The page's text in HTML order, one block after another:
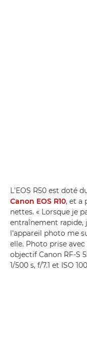
L'EOS R50 est doté
Canon EOS R10, et a
nettes. « Lorsque je
entraînement rapide,
l'appareil photo me
elle. Photo prise avec
objectif Canon RF-S
1/500 s, f/7.1 et ISO